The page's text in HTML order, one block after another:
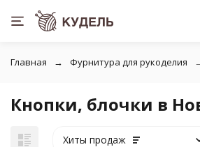
Главная Фурнитура для рукоделия
Кнопки, блочки в
Хиты продаж